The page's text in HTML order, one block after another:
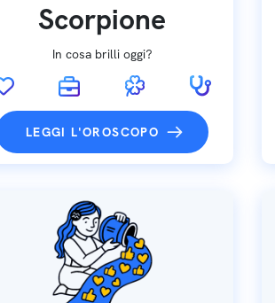
Scorpione
In cosa brilli oggi?
LEGGI L'OROSCOPO